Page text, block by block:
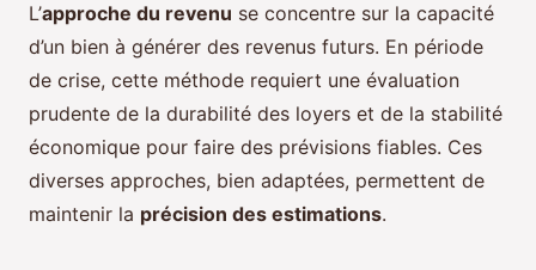
L’approche du revenu se concentre sur la capacité
d’un bien à générer des revenus futurs. En période
de crise, cette méthode requiert une évaluation
prudente de la durabilité des loyers et de la stabilité
économique pour faire des prévisions fiables. Ces
diverses approches, bien adaptées, permettent de
maintenir la précision des estimations.